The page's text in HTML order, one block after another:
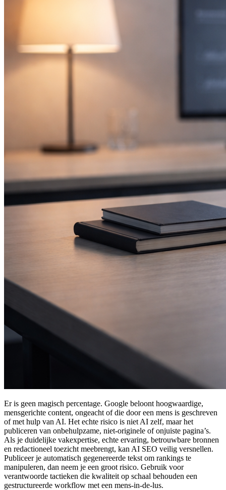
Er is geen magisch percentage. Google beloont hoogwaardige,
mensgerichte content, ongeacht of die door een mens is geschreven
of met hulp van AI. Het echte risico is niet AI zelf, maar het
publiceren van onbehulpzame, niet-originele of onjuiste pagina’s.
Als je duidelijke vakexpertise, echte ervaring, betrouwbare bronnen
en redactioneel toezicht meebrengt, kan AI SEO veilig versnellen.
Publiceer je automatisch gegenereerde tekst om rankings te
manipuleren, dan neem je een groot risico. Gebruik voor
verantwoorde tactieken die kwaliteit op schaal behouden een
gestructureerde workflow met een mens-in-de-lus.